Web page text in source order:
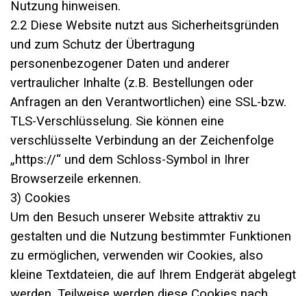
Nutzung hinweisen.
2.2 Diese Website nutzt aus Sicherheitsgründen
und zum Schutz der Übertragung
personenbezogener Daten und anderer
vertraulicher Inhalte (z.B. Bestellungen oder
Anfragen an den Verantwortlichen) eine SSL-bzw.
TLS-Verschlüsselung. Sie können eine
verschlüsselte Verbindung an der Zeichenfolge
„https://“ und dem Schloss-Symbol in Ihrer
Browserzeile erkennen.
3) Cookies
Um den Besuch unserer Website attraktiv zu
gestalten und die Nutzung bestimmter Funktionen
zu ermöglichen, verwenden wir Cookies, also
kleine Textdateien, die auf Ihrem Endgerät abgelegt